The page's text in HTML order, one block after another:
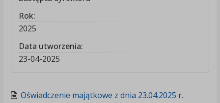
Rok:
2025
Data utworzenia:
23-04-2025
Oświadczenie majątkowe z dnia 23.04.2025 r.